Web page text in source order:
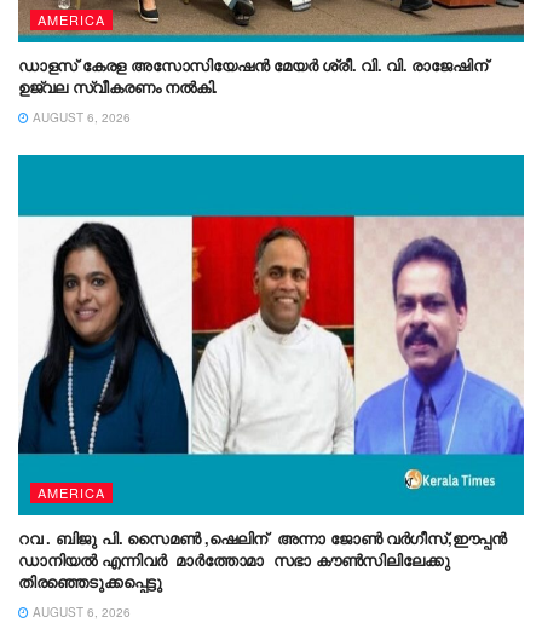
AMERICA
ഡാളസ് കേരള അസോസിയേഷൻ മേയർ ശ്രീ. വി. വി. രാജേഷിന്
ഉജ്വല സ്വീകരണം നൽകി.
AUGUST 6, 2026
AMERICA
റവ . ബിജു പി. സൈമൺ ,ഷെലിന് അന്നാ ജോൺ വർഗീസ്,ഈപ്പൻ
ഡാനിയൽ എന്നിവർ മാർത്തോമാ സഭാ കൗൺസിലിലേക്കു
തിരഞ്ഞെടുക്കപ്പെട്ടു
AUGUST 6, 2026